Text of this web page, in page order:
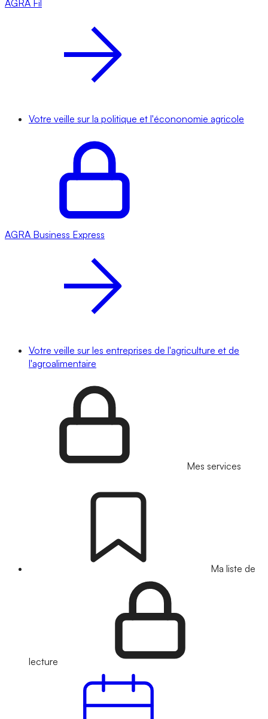
AGRA Fil
Votre veille sur la politique et l'écononomie agricole
AGRA Business Express
Votre veille sur les entreprises de l'agriculture et de
l'agroalimentaire
Mes services
Ma liste de
lecture